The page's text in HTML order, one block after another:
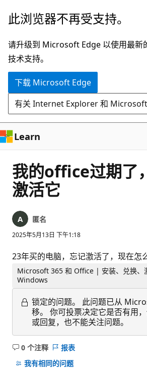
跳
主
要
内
此浏览器不再受支持。
请升级到 Microsoft Edge 以使用最新
技术支持。
下载 Microsoft Edge
有关 Internet Explorer 和
Learn
我的office过期了
激活它
匿名
2025年5月13日 下午1:18
23年买的电脑，忘记激活了，现在怎
Microsoft 365 和 Office | 安装、兑换、
Windows
锁定的问题。
此问题已从
移。 你可投票决定它是否有用
或回复，也不能关注问题。
0 个注释
无
注
报表
我有相同的问题